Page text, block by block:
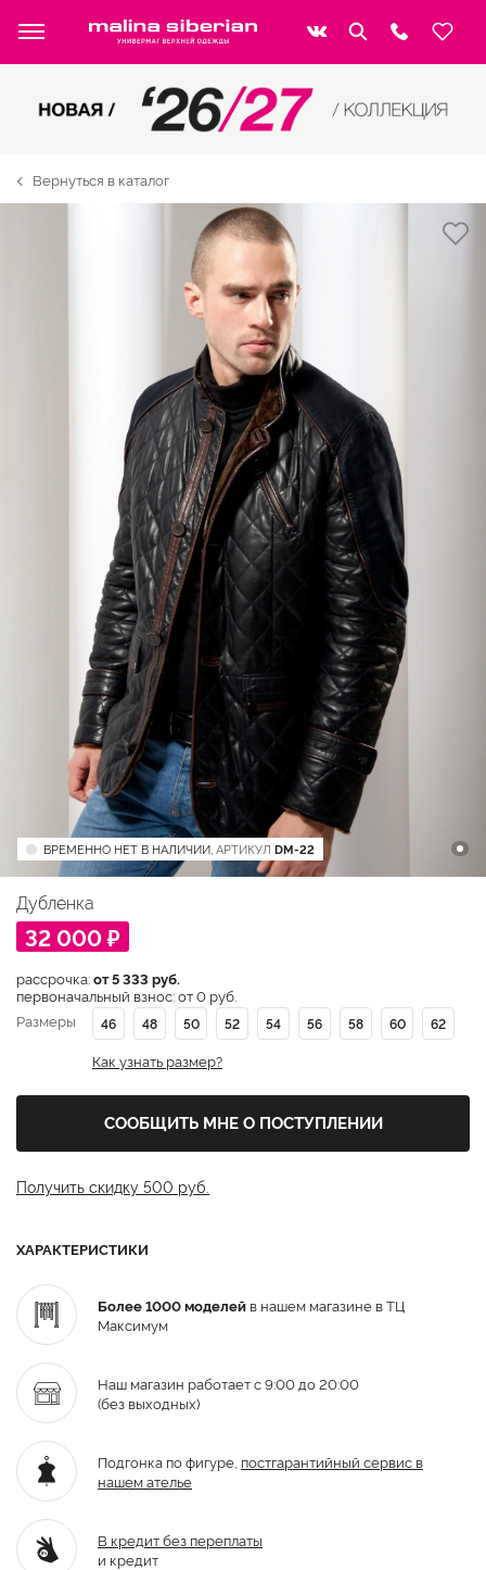
Вернуться в каталог
ВРЕМЕННО НЕТ В НАЛИЧИИ, АРТИКУЛ DM-22
Дубленка
32 000 ₽
рассрочка:от 5 333 руб.
первоначальный взнос: от 0 руб.
Размеры
46 48 50 52 54 56 58 60 62
Как узнать размер?
СООБЩИТЬ МНЕ О ПОСТУПЛЕНИИ
Получить скидку 500 руб.
ХАРАКТЕРИСТИКИ
Более 1000 моделей в нашем магазине в ТЦ
Максимум
Наш магазин работает с 9:00 до 20:00
(без выходных)
Подгонка по фигуре, постгарантийный сервис в
нашем ателье
В кредит без переплаты
и кредит